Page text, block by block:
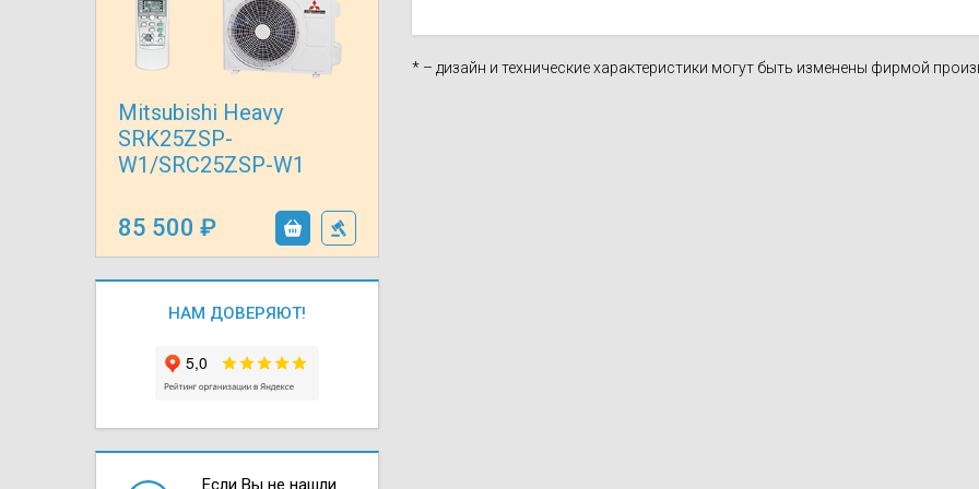
Mitsubishi Heavy
SRK25ZSP-
W1/SRC25ZSP-W1
85 500
НАМ ДОВЕРЯЮТ!
Если Вы не нашли
* – дизайн и технические характеристики могут быть изменены фирмой
Wi-Fi модуля для кондиционеров